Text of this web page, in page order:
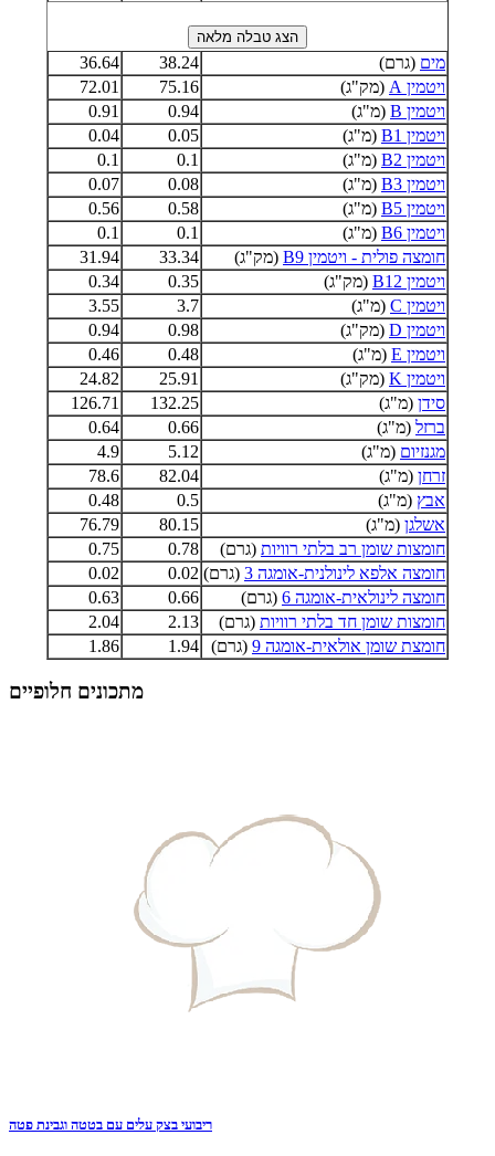
מים (גרם) 38.24
36.64
ויטמין A
(מק"ג) 75.16
72.01
ויטמין B
(מ"ג) 0.94
0.91
ויטמין B1
(מ"ג) 0.05
0.04
ויטמין B2
(מ"ג) 0.1
0.1
ויטמין B3
(מ"ג) 0.08
0.07
ויטמין B5
(מ"ג) 0.58
0.56
ויטמין B6
(מ"ג) 0.1
0.1
חומצה פולית - ויטמין B9
(מק"ג) 33.34
31.94
ויטמין B12
(מק"ג) 0.35
0.34
ויטמין C
(מ"ג) 3.7
3.55
ויטמין D
(מק"ג) 0.98
0.94
ויטמין E
(מ"ג) 0.48
0.46
ויטמין K
(מק"ג) 25.91
24.82
סידן (מ"ג) 132.25
126.71
ברזל (מ"ג) 0.66
0.64
מגנזיום (מ"ג) 5.12
4.9
זרחן (מ"ג) 82.04
78.6
אבץ (מ"ג) 0.5
0.48
אשלגן (מ"ג) 80.15
76.79
חומצות שומן רב בלתי רוויות (גרם) 0.78
0.75
חומצה אלפא לינולנית-אומגה 3
(גרם) 0.02
0.02
חומצה לינולאית-אומגה 6
(גרם) 0.66
0.63
חומצות שומן חד בלתי רוויות (גרם) 2.13
2.04
חומצת שומן אולאית-אומגה 9
(גרם) 1.94
1.86
מתכונים חלופיים
ריבועי בצק עלים עם בטטה וגבינת פטה